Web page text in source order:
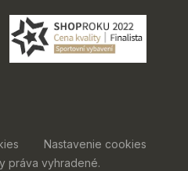
Nastavenie cookies
práva vyhradené.